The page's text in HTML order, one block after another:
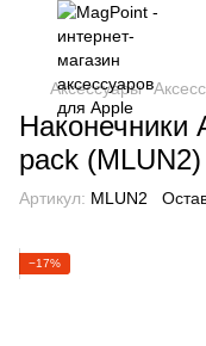
Аксессуары
Наконечники
pack (MLUN2)
Артикул: MLUN2
−17%